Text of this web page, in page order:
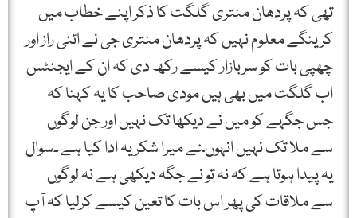
تھی کہ پردھان منتری گلگت کا ذکر اپنے خطاب میں
کرینگے معلوم نہیں کہ پردھان منتری جی نے اتنی راز اور
چھپی بات کو سربازار کیسے رکھ دی کہ ان کے ایجنٹس
اب گلگت میں بھی ہیں مودی صاحب کا یہ کہنا کہ
جس جگہے کو میں نے دیکھا تک نہیں اور جن لوگوں
سے ملا تک نہیں انہوںنے میرا شکریہ ادا کیا ہے ۔سوال
یہ پیدا ہوتا ہے کہ نہ تو نے جگہ دیکھی ہے نہ لوگوں
سے ملاقات کی پھر اس بات کا تعین کیسے کرلیا کہ آپ